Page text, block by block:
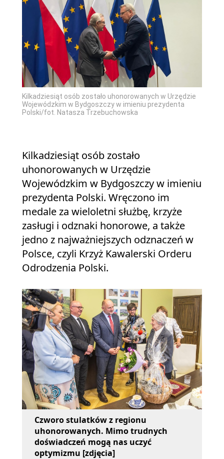
Kilkadziesiąt osób zostało uhonorowanych w Urzędzie
Wojewódzkim w Bydgoszczy w imieniu prezydenta
Polski/fot. Natasza Trzebuchowska
Kilkadziesiąt osób zostało
uhonorowanych w Urzędzie
Wojewódzkim w Bydgoszczy w imieniu
prezydenta Polski. Wręczono im
medale za wieloletni służbę, krzyże
zasługi i odznaki honorowe, a także
jedno z najważniejszych odznaczeń w
Polsce, czyli Krzyż Kawalerski Orderu
Odrodzenia Polski.
Czworo stulatków z regionu
uhonorowanych. Mimo trudnych
doświadczeń mogą nas uczyć
optymizmu [zdjęcia]